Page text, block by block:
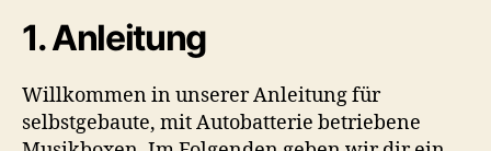
1. Anleitung
Willkommen in unserer Anleitung für
selbstgebaute, mit Autobatterie betriebene